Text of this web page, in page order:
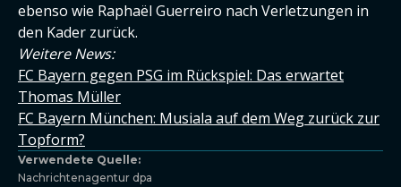
ebenso wie Raphaël Guerreiro nach Verletzungen in
den Kader zurück.
Weitere News:
FC Bayern gegen PSG im Rückspiel: Das erwartet
Thomas Müller
FC Bayern München: Musiala auf dem Weg zurück zur
Topform?
Verwendete Quelle:
Nachrichtenagentur dpa